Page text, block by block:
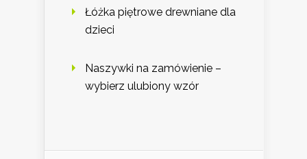
Łóżka piętrowe drewniane dla
dzieci
Naszywki na zamówienie –
wybierz ulubiony wzór